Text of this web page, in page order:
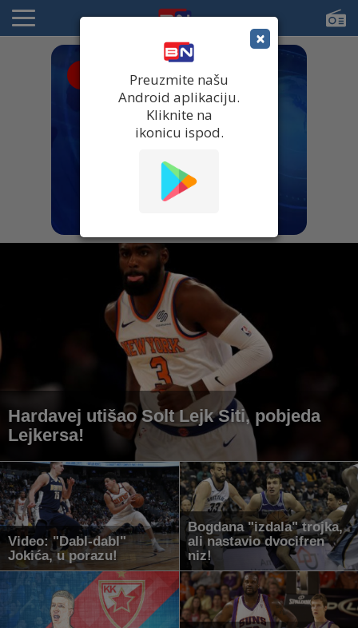
Hardavej utišao Solt Lejk Siti, pobjeda
Lejkersa!
Video: "Dabl-dabl"
Jokića, u porazu!
Bogdana "izdala" trojka,
ali nastavio dvocifren
niz!
×
Preuzmite našu
Android aplikaciju.
Kliknite na
ikonicu ispod.